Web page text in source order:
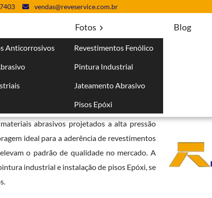
vendas@reveservice.com.br
Anticorrosivos
Fotos
Revestimentos Fenólico
Pintura Industrial
Jateamento Abrasivo
Pisos Epóxi
Blog
Solicite um Orçamento
de superfícies em diversos setores
abrasivos projetados a alta pressão
ideal para a aderência de revestimentos
o padrão de qualidade no mercado. A
industrial e instalação de pisos Epóxi, se